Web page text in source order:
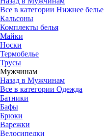
Все в категории Нижнее белье
Кальсоны
Комплекты белья
Майки
Носки
Термобелье
Трусы
Мужчинам
Назад в Мужчинам
Все в категории Одежда
Батники
Бафы
Брюки
Варежки
Велосипедки